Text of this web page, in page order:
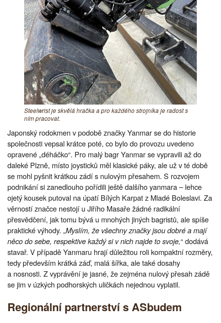
Steelwrist je skvělá hračka a pro každého strojníka je radost s
ním pracovat.
Japonský rodokmen v podobě značky Yanmar se do historie
společnosti vepsal krátce poté, co bylo do provozu uvedeno
opravené „déháčko“. Pro malý bagr Yanmar se vypravili až do
daleké Plzně, místo joysticků měl klasické páky, ale už v té době
se mohl pyšnit krátkou zádí s nulovým přesahem. S rozvojem
podnikání si zanedlouho pořídili ještě dalšího yanmara – lehce
ojetý kousek putoval na úpatí Bílých Karpat z Mladé Boleslavi. Za
věrností značce nestojí u Jiřího Masaře žádné radikální
přesvědčení, jak tomu bývá u mnohých jiných bagristů, ale spíše
praktické výhody. „Myslím, že všechny značky jsou dobré a mají
něco do sebe, respektive každý si v nich najde to svoje,“ dodává
stavař. V případě Yanmaru hrají důležitou roli kompaktní rozměry,
tedy především krátká záď, malá šířka, ale také dosahy
a nosnosti. Z vyprávění je jasné, že zejména nulový přesah zádě
se jim v úzkých podhorských uličkách nejednou vyplatil.
Regionální partnerství s ASbudem